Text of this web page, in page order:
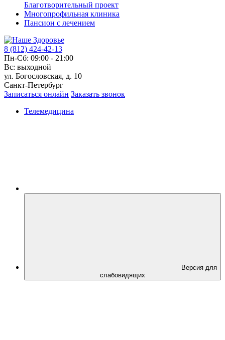
Благотворительный проект
Многопрофильная клиника
Пансион с лечением
8 (812) 424-42-13
Пн-Сб: 09:00 - 21:00
Вс: выходной
ул. Богословская, д. 10
Санкт-Петербург
Записаться онлайн Заказать звонок
Телемедицина
Версия для
слабовидящих